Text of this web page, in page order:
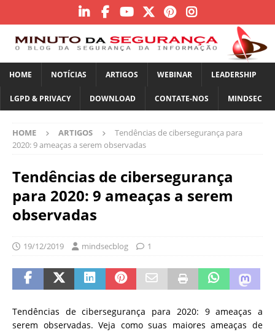
HOME NOTÍCIAS ARTIGOS WEBINAR LEADERSHIP
LGPD & PRIVACY DOWNLOAD CONTATE-NOS MINDSEC
HOME ARTIGOS
Tendências de cibersegurança para
2020: 9 ameaças a serem observadas
Tendências de cibersegurança
para 2020: 9 ameaças a serem
observadas
19/12/2019 mindsecblog 1
Tendências de cibersegurança para 2020: 9 ameaças a
serem observadas.Veja como suas maiores ameaças de